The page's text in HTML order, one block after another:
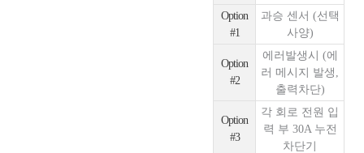
Option
#1
과승 센서 (선택
사양)
Option
#2
에러발생시 (에
러 메시지 발생,
출력차단)
Option
#3
각 회로 전원 입
력 부 30A 누전
차단기